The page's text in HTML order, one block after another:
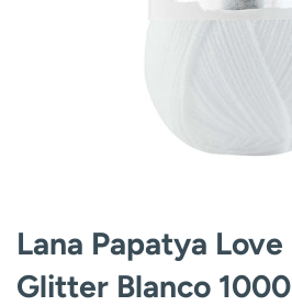
Lana Papatya Love
Glitter Blanco 1000